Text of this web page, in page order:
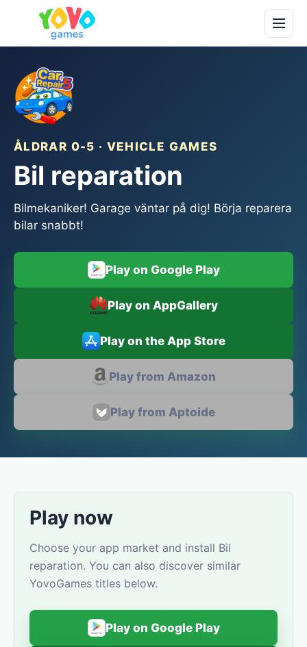
ÅLDRAR 0-5 · VEHICLE GAMES
Bil reparation
Bilmekaniker! Garage väntar på dig! Börja reparera
bilar snabbt!
Play on Google Play
Play on AppGallery
Play on the App Store
Play from Amazon
Play from Aptoide
Play now
Choose your app market and install Bil
reparation. You can also discover similar
YovoGames titles below.
Play on Google Play